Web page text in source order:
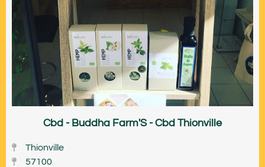
Cbd - Buddha Farm'S - Cbd Thionville
Thionville
57100